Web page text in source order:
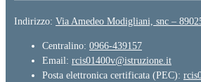
Indirizzo: Via Amedeo Modigliani, snc –
Centralino: 0966-439157
Email: rcis01400v@istruzione.it
Posta elettronica certificata (PEC):